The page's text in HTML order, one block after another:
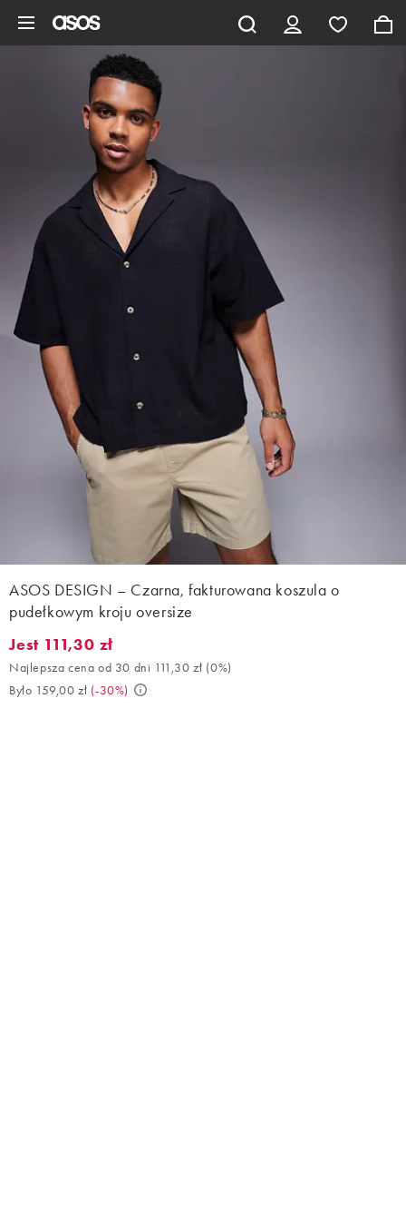
ASOS DESIGN – Czarna, fakturowana koszula o
pudełkowym kroju oversize
Jest 111,30 zł. Najlepsza cena od 30 dni 111,30 zł (0%). Było
Jest 111,30 zł
Najlepsza cena od 30 dni 111,30 zł (0%)
Było 159,00 zł (-30%)